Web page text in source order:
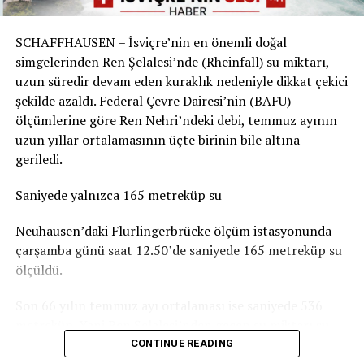
durumun genel olarak dramatik olmadığını belirtiyor.
Basel-Landschaft yetkilileri de şehir merkezindeki ve
insanların yemek yemek veya vakit geçirmek için
kullandığı parkların, ormanlık alanlardaki oyun
parklarına göre daha fazla kirlendiğine dikkat çekiyor.
Sigarasız çocuk parkları yaygınlaşıyor
İsviçre’deki Stop2Drop girişiminin verilerine göre şu
anda 24 belediye sigarasız ve temiz çocuk parkı
uygulamasını kullanıyor.
Aarau’da da seçilen 10 çocuk parkında yaklaşık iki ay
belediyeye göre deneme döneminde kirlilikte belirgin bir
SCHAFFHAUSEN – İsviçre’nin en önemli doğal
simgelerinden Ren Şelalesi’nde (Rheinfall) su miktarı,
uzun süredir devam eden kuraklık nedeniyle dikkat çekici
şekilde azaldı. Federal Çevre Dairesi’nin (BAFU)
ölçümlerine göre Ren Nehri’ndeki debi, temmuz ayının
uzun yıllar ortalamasının üçte birinin bile altına
geriledi.
Saniyede yalnızca 165 metreküp su
Neuhausen’daki Flurlingerbrücke ölçüm istasyonunda
çarşamba günü saat 12.50’de saniyede 165 metreküp su
ölçüldü.
anda normal bir temmuz ayındaki seviyenin yaklaşık
CONTINUE READING